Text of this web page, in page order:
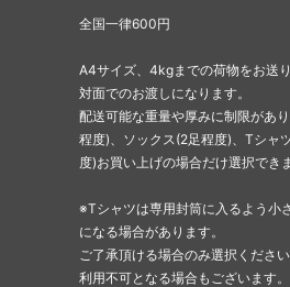
全国一律600円
A4サイズ、4kgまでの荷物をお送
対面でのお渡しになります。
配送可能な重量や厚みに制限があ
程度)、ソックス(2足程度)、Tシャ
度)お買い上げの場合だけ選択でき
※Tシャツは専用封筒に入るよう小
になる場合があります。
ご了承頂ける場合のみ選択くださ
利用不可となる場合もございます。